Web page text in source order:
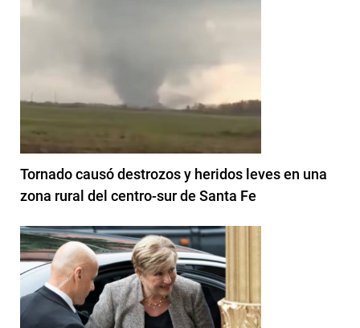
Tornado causó destrozos y heridos leves en una
zona rural del centro-sur de Santa Fe